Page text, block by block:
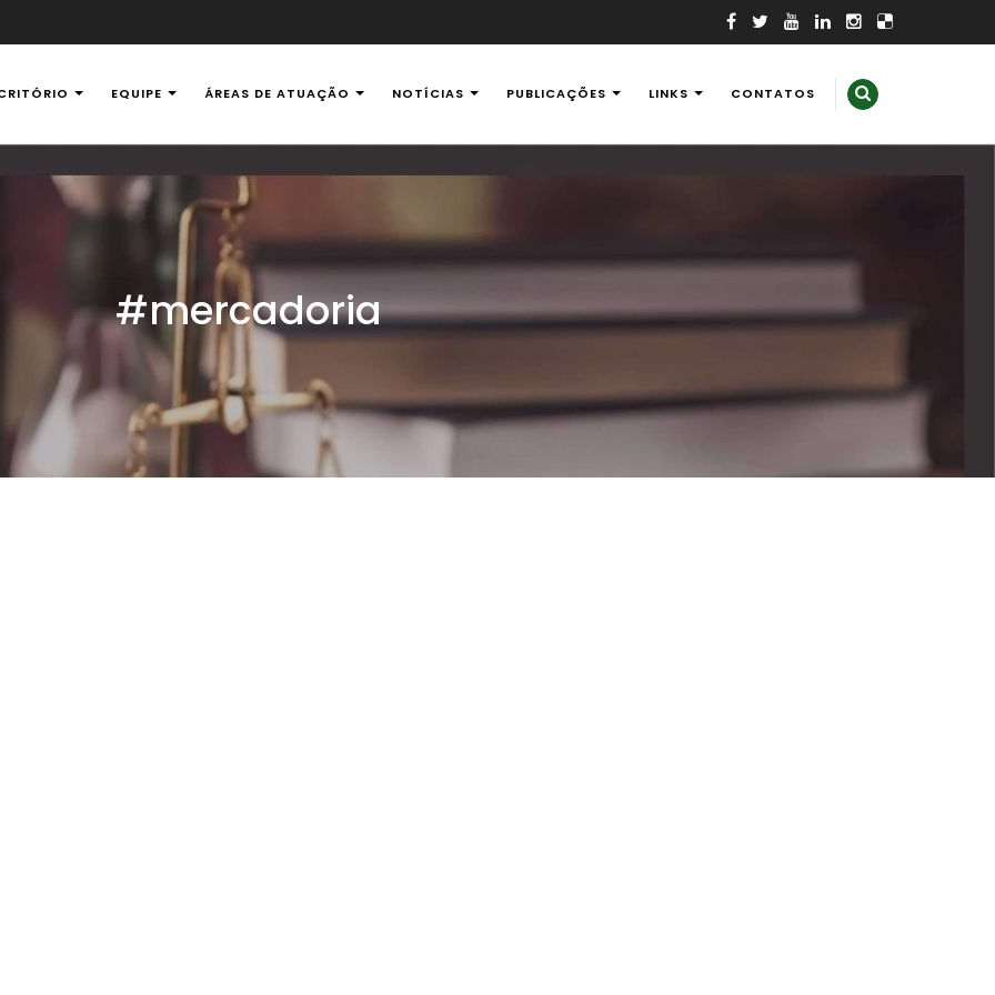
Ambiental
EQUIPE ÁREAS DE ATUAÇÃO NOTÍCIAS PUBLICAÇÕES LINKS CONTATOS
#mercadoria